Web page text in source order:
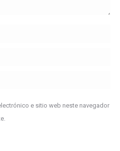
e sitio web neste navegador